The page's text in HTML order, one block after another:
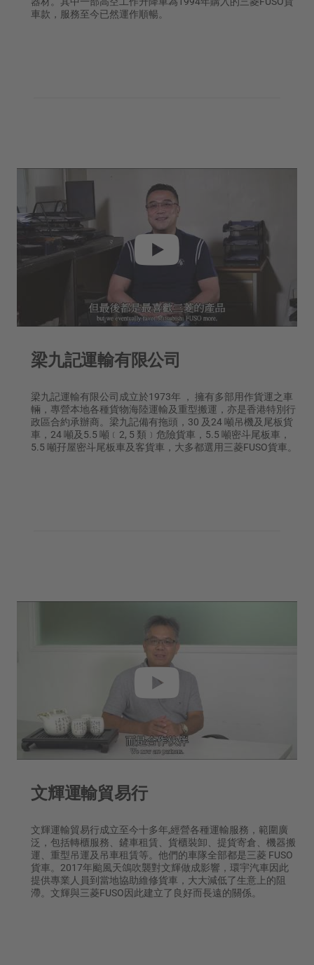
車款，服務至今已然運作順暢。
梁九記運輸有限公司
梁九記運輸有限公司成立於1973年 ， 擁有多部用作貨運之車
輛，專營本地各種貨物海陸運輸及重型搬運，亦是香港特別行
政區合約承辦商。梁九記備有拖頭，30 及24 噸吊機及尾板貨
車，24 噸及5.5 噸﹝2, 5 類﹞危險貨車，5.5 噸密斗尾板車，
5.5 噸孖屋密斗尾板車及客貨車，大多都選用三菱FUSO貨車。
文輝運輸貿易行
文輝運輸貿易行成立至今十多年,經營各種運輸服務，範圍廣
泛，包括轉櫃服務、鏟車租賃、貨櫃裝卸、提貨寄倉、機器搬
運、重型吊運及吊車租賃等。他們的車隊全部都是三菱 FUSO
貨車。2017年颱風天鴿吹襲對文輝做成影響，環宇汽車因此
提供專業人員到當地協助維修貨車，大大減低了生意上的阻
滯。文輝與三菱FUSO因此建立了良好而長遠的關係。